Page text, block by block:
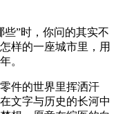
些”时，你问的其实不
样的一座城市里，用
。
件的世界里挥洒汗
文字与历史的长河中